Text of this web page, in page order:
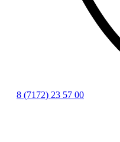
8 (7172) 23 57 00